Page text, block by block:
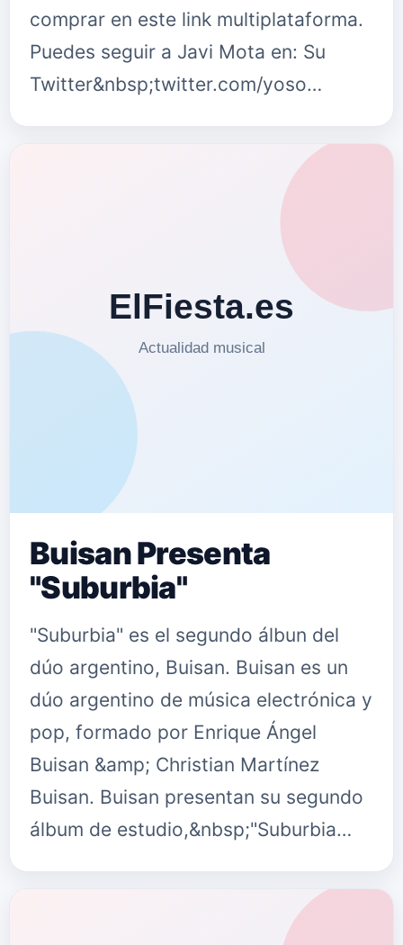
comprar en este link multiplataforma.
Puedes seguir a Javi Mota en: Su
Twitter&nbsp;twitter.com/yoso…
Buisan Presenta
"Suburbia"
"Suburbia" es el segundo álbun del
dúo argentino, Buisan. Buisan es un
dúo argentino de música electrónica y
pop, formado por Enrique Ángel
Buisan &amp; Christian Martínez
Buisan. Buisan presentan su segundo
álbum de estudio,&nbsp;"Suburbia…